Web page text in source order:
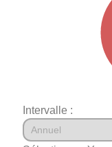
Intervalle :